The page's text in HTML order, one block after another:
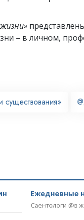
– в личном,
Ежедневные
Саентологи @в